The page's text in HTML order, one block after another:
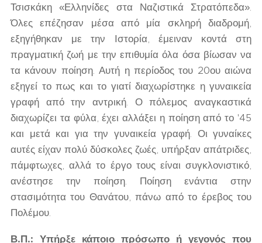
Τσισκάκη «Ελληνίδες στα Ναζιστικά Στρατόπεδα».
Όλες επέζησαν μέσα από μία σκληρή διαδρομή,
εξηγήθηκαν με την Ιστορία, έμειναν κοντά στη
πραγματική ζωή με την επιθυμία όλα όσα βίωσαν να
τα κάνουν ποίηση. Αυτή η περίοδος του 20ου αιώνα
εξηγεί το πως και το γιατί διαχωρίστηκε η γυναικεία
γραφή από την αντρική. Ο πόλεμος αναγκαστικά
διαχωρίζει τα φύλα, έχει αλλάξει η ποίηση από το '45
και μετά και για την γυναικεία γραφή. Οι γυναίκες
αυτές είχαν πολύ δύσκολες ζωές, υπήρξαν απάτριδες,
πάμφτωχες, αλλά το έργο τους είναι συγκλονιστικό,
ανέστησε την ποίηση. Ποίηση ενάντια στην
στασιμότητα του Θανάτου, πάνω από το έρεβος του
Πολέμου.
Β.Π.: Υπήρξε κάποιο πρόσωπο ή γεγονός που